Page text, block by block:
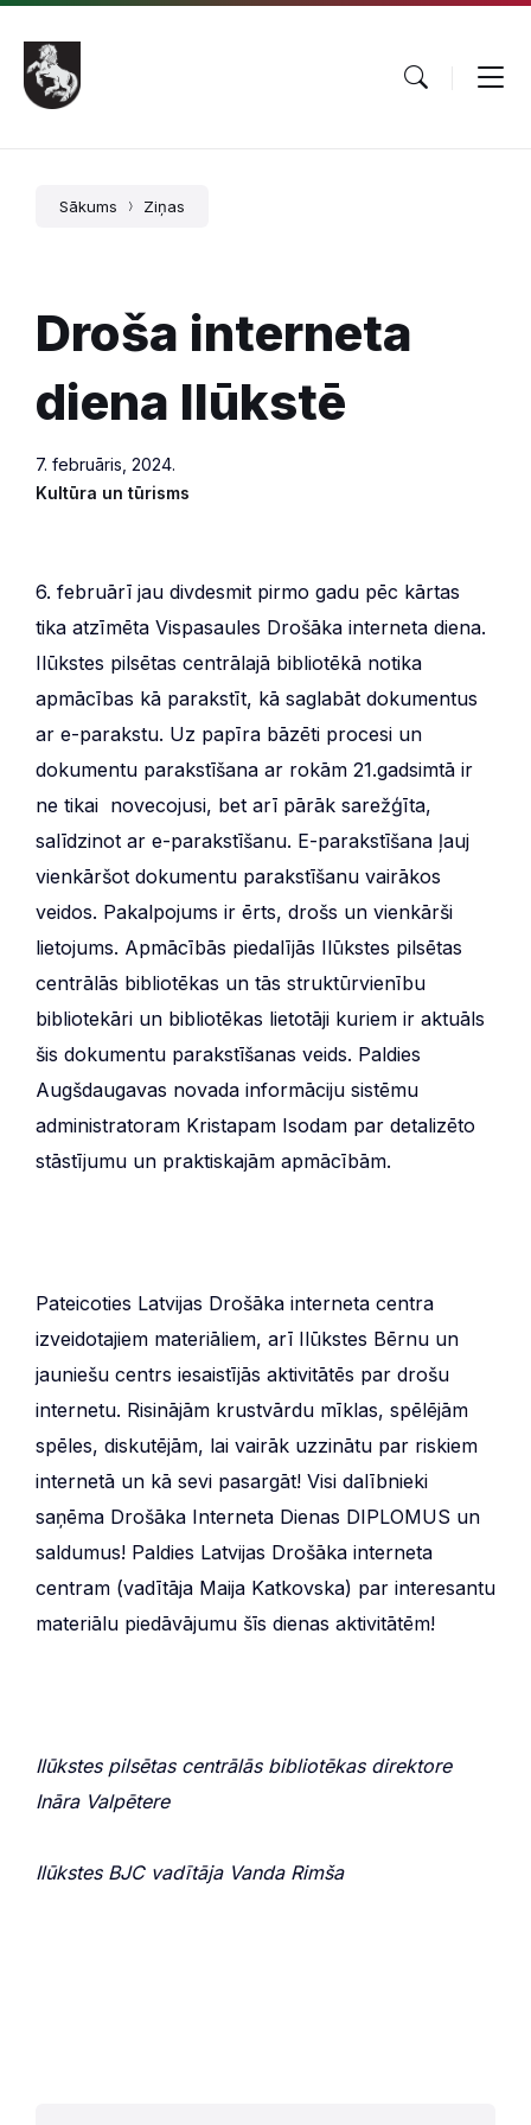
Pāriet
saturu
Skip
main
navigation
Skip
footer
Sākums Ziņas
Droša interneta
diena Ilūkstē
7. februāris, 2024.
Kultūra un tūrisms
6. februārī jau divdesmit pirmo gadu pēc kārtas
tika atzīmēta Vispasaules Drošāka interneta diena.
Ilūkstes pilsētas centrālajā bibliotēkā notika
apmācības kā parakstīt, kā saglabāt dokumentus
ar e-parakstu. Uz papīra bāzēti procesi un
dokumentu parakstīšana ar rokām 21.gadsimtā ir
ne tikai novecojusi, bet arī pārāk sarežģīta,
salīdzinot ar e-parakstīšanu. E-parakstīšana ļauj
vienkāršot dokumentu parakstīšanu vairākos
veidos. Pakalpojums ir ērts, drošs un vienkārši
lietojums. Apmācībās piedalījās Ilūkstes pilsētas
centrālās bibliotēkas un tās struktūrvienību
bibliotekāri un bibliotēkas lietotāji kuriem ir aktuāls
šis dokumentu parakstīšanas veids. Paldies
Augšdaugavas novada informāciju sistēmu
administratoram Kristapam Isodam par detalizēto
stāstījumu un praktiskajām apmācībām.
Pateicoties Latvijas Drošāka interneta centra
izveidotajiem materiāliem, arī Ilūkstes Bērnu un
jauniešu centrs iesaistījās aktivitātēs par drošu
internetu. Risinājām krustvārdu mīklas, spēlējām
spēles, diskutējām, lai vairāk uzzinātu par riskiem
internetā un kā sevi pasargāt! Visi dalībnieki
saņēma Drošāka Interneta Dienas DIPLOMUS un
saldumus! Paldies Latvijas Drošāka interneta
centram (vadītāja Maija Katkovska) par interesantu
materiālu piedāvājumu šīs dienas aktivitātēm!
Ilūkstes pilsētas centrālās bibliotēkas direktore
Ināra Valpētere
Ilūkstes BJC vadītāja Vanda Rimša